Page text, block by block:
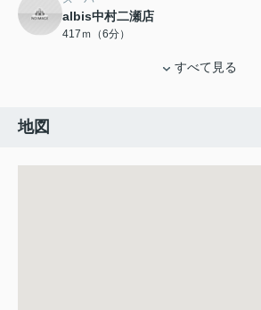
albis中村二瀬店
417ｍ（6分）
すべて見る
地図